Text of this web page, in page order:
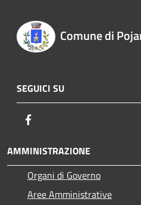
Comune di
SEGUICI SU
AMMINISTRAZIONE
Organi di Governo
Aree Amministrative